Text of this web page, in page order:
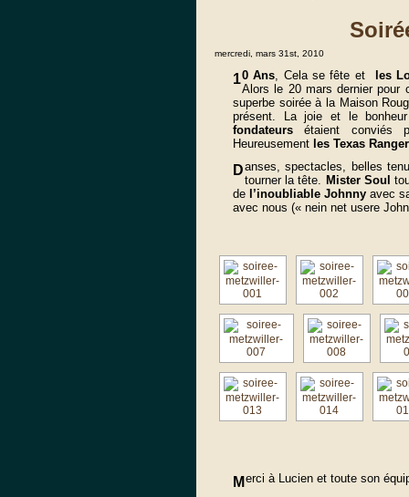
mercredi, mars 31st, 2010
10 Ans, Cela se fête et
les
Alors le 20 mars dernier pour
superbe soirée à la Maison
présent. La joie et le
fondateurs étaient conviés
Heureusement les Texas Ranger
Danses, spectacles, belles
tourner la tête. Mister Soul
de l’inoubliable Johnny avec
avec nous (« nein net usere
M erci à Lucien et toute son